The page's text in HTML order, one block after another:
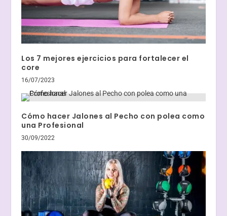
Los 7 mejores ejercicios para fortalecer el
core
16/07/2023
Cómo hacer Jalones al Pecho con polea como
una Profesional
30/09/2022